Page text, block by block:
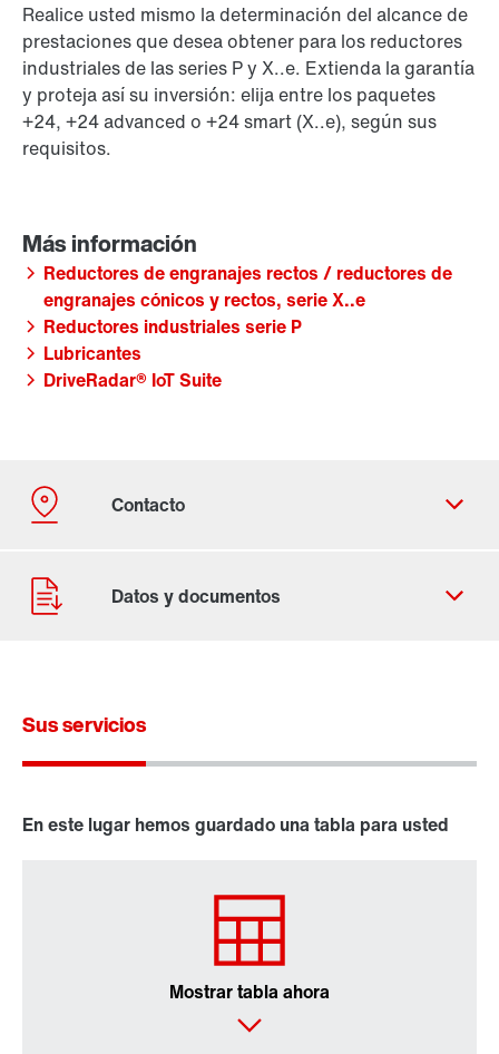
Realice usted mismo la determinación del alcance de
prestaciones que desea obtener para los reductores
industriales de las series P y X..e. Extienda la garantía
y proteja así su inversión: elija entre los paquetes
+24, +24 advanced o +24 smart (X..e), según sus
requisitos.
Reductores de engranajes rectos / reductores de
engranajes cónicos y rectos, serie X..e
Reductores industriales serie P
Lubricantes
DriveRadar® IoT Suite
Contacto
Reductores industriales serie X..e
Reductores industriales serie P
Sus servicios
En este lugar hemos guardado una tabla para usted
Mostrar tabla ahora